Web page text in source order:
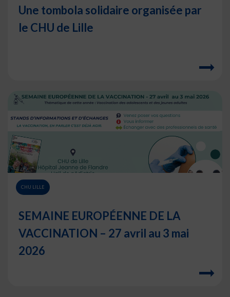
Une tombola solidaire organisée par
le CHU de Lille
CHU LILLE
SEMAINE EUROPÉENNE DE LA
VACCINATION – 27 avril au 3 mai
2026